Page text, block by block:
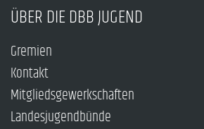
ÜBER DIE DBB JUGEND
Gremien
Kontakt
Mitgliedsgewerkschaften
Landesjugendbünde